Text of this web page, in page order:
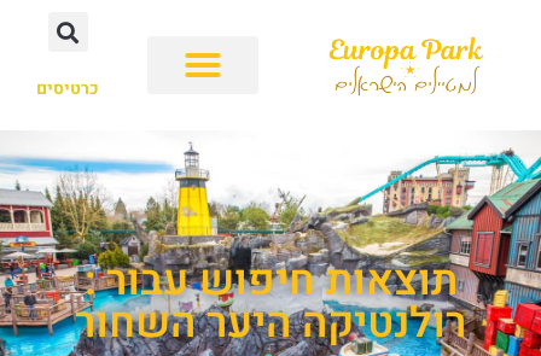
כרטיסים
תוצאות חיפוש עבור :
רולנטיקה היער השחור